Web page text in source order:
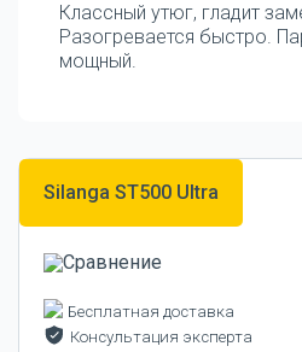
Классный утюг, гладит
Разогревается быстро.
мощный.
Silanga ST500 Ultra
Бесплатная доставка
Консультация эксперта